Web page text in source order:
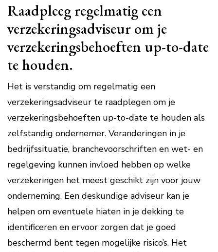
Raadpleeg regelmatig een
verzekeringsadviseur om je
verzekeringsbehoeften up-to-date
te houden.
Het is verstandig om regelmatig een
verzekeringsadviseur te raadplegen om je
verzekeringsbehoeften up-to-date te houden als
zelfstandig ondernemer. Veranderingen in je
bedrijfssituatie, branchevoorschriften en wet- en
regelgeving kunnen invloed hebben op welke
verzekeringen het meest geschikt zijn voor jouw
onderneming. Een deskundige adviseur kan je
helpen om eventuele hiaten in je dekking te
identificeren en ervoor zorgen dat je goed
beschermd bent tegen mogelijke risico’s. Het